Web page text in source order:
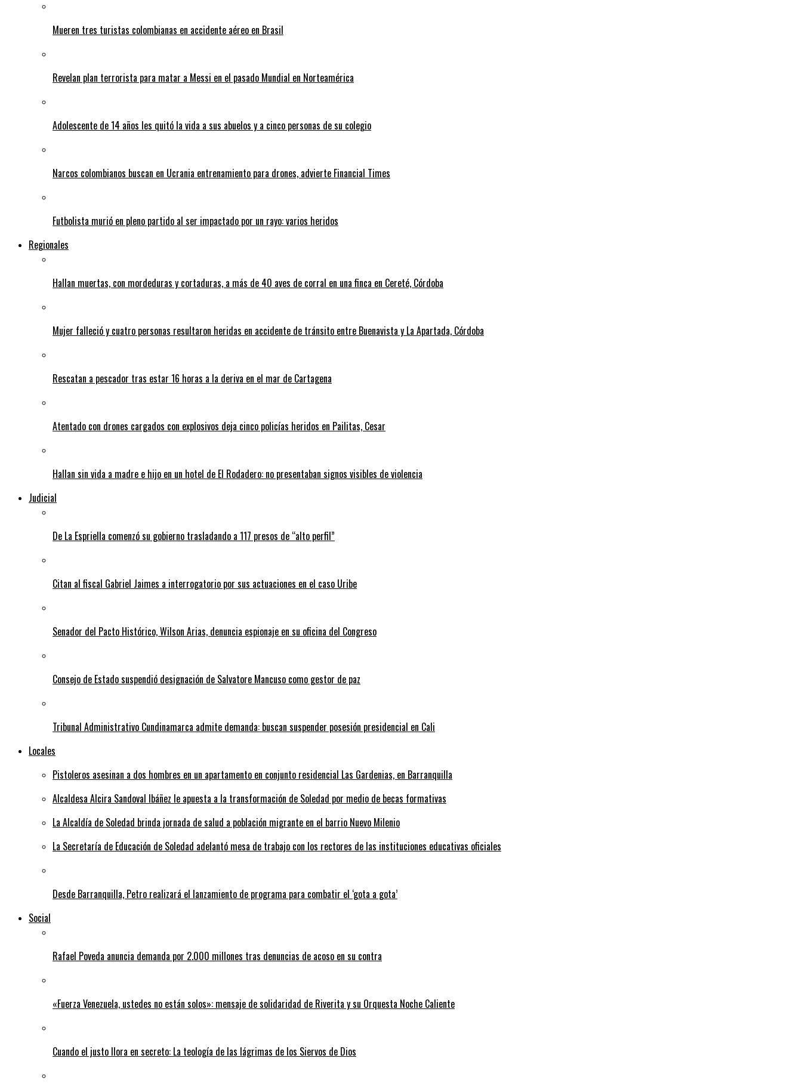
Mueren tres turistas colombianas en accidente aéreo en Brasil
Revelan plan terrorista para matar a Messi en el pasado Mundial en Norteamérica
Adolescente de 14 años les quitó la vida a sus abuelos y a cinco personas de su colegio
Narcos colombianos buscan en Ucrania entrenamiento para drones, advierte Financial Times
Futbolista murió en pleno partido al ser impactado por un rayo: varios heridos
Regionales
Hallan muertas, con mordeduras y cortaduras, a más de 40 aves de corral en una finca en Cereté, Córdoba
Mujer falleció y cuatro personas resultaron heridas en accidente de tránsito entre Buenavista y La Apartada, Córdoba
Rescatan a pescador tras estar 16 horas a la deriva en el mar de Cartagena
Atentado con drones cargados con explosivos deja cinco policías heridos en Pailitas, Cesar
Hallan sin vida a madre e hijo en un hotel de El Rodadero: no presentaban signos visibles de violencia
Judicial
De La Espriella comenzó su gobierno trasladando a 117 presos de “alto perfil”
Citan al fiscal Gabriel Jaimes a interrogatorio por sus actuaciones en el caso Uribe
Senador del Pacto Histórico, Wilson Arias, denuncia espionaje en su oficina del Congreso
Consejo de Estado suspendió designación de Salvatore Mancuso como gestor de paz
Tribunal Administrativo Cundinamarca admite demanda: buscan suspender posesión presidencial en Cali
Locales
Pistoleros asesinan a dos hombres en un apartamento en conjunto residencial Las Gardenias, en Barranquilla
Alcaldesa Alcira Sandoval Ibáñez le apuesta a la transformación de Soledad por medio de becas formativas
La Alcaldía de Soledad brinda jornada de salud a población migrante en el barrio Nuevo Milenio
La Secretaría de Educación de Soledad adelantó mesa de trabajo con los rectores de las instituciones educativas oficiales
Desde Barranquilla, Petro realizará el lanzamiento de programa para combatir el ‘gota a gota’
Social
Rafael Poveda anuncia demanda por 2.000 millones tras denuncias de acoso en su contra
«Fuerza Venezuela, ustedes no están solos»: mensaje de solidaridad de Riverita y su Orquesta Noche Caliente
Cuando el justo llora en secreto: La teología de las lágrimas de los Siervos de Dios